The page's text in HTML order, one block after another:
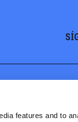
features and to